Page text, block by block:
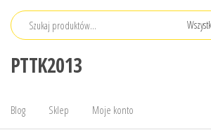
Przejdź
PTTK2013
Blog Sklep Moje konto